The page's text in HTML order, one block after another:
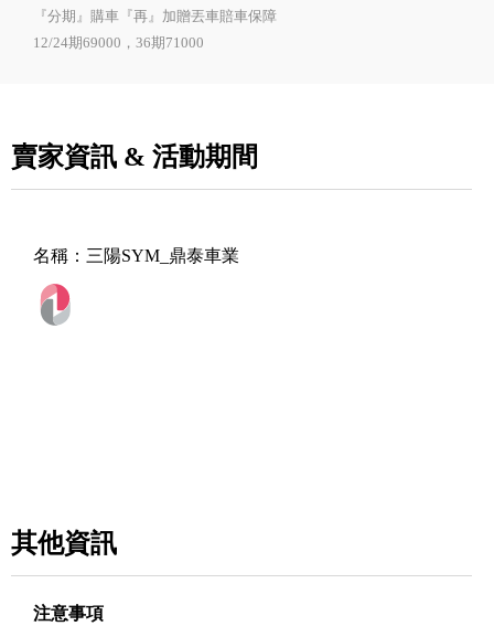
『分期』購車『再』加贈丟車賠車保障
12/24期69000，36期71000
賣家資訊 & 活動期間
名稱： 三陽SYM_鼎泰車業
其他資訊
注意事項